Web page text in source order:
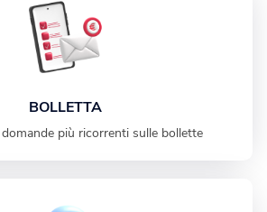
BOLLETTA
più ricorrenti sulle bollette